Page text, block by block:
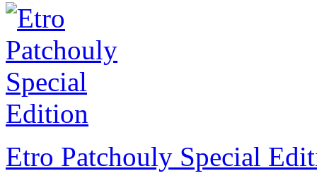
Etro Patchouly Special